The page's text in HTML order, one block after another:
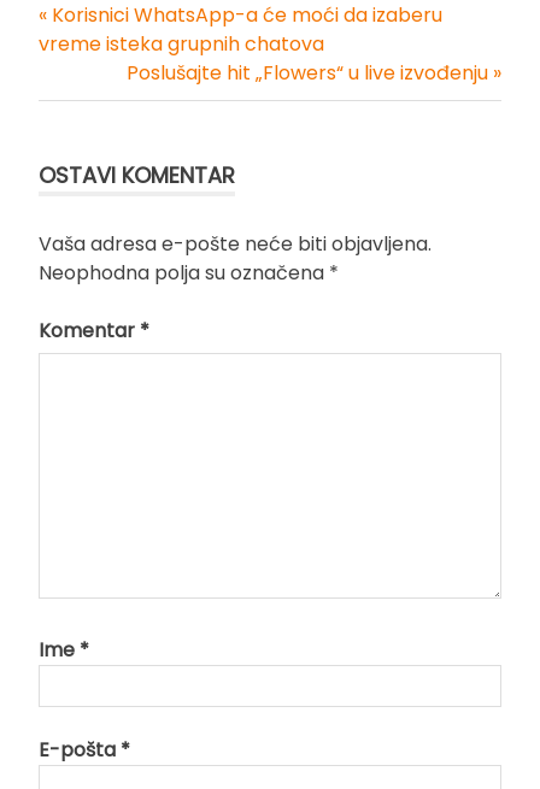
Kretanje
članka
« Korisnici WhatsApp-a će moći da izaberu
vreme isteka grupnih chatova
Poslušajte hit „Flowers“ u live izvođenju »
OSTAVI KOMENTAR
Vaša adresa e-pošte neće biti objavljena.
Neophodna polja su označena *
Komentar *
Ime *
E-pošta *